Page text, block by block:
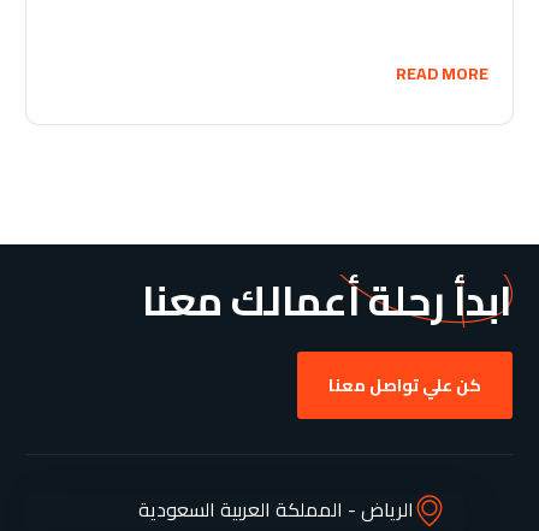
READ MORE
ابدأ رحلة أعمالك معنا
كن علي تواصل معنا
الرياض - المملكة العربية السعودية